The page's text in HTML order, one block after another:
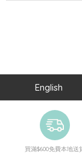
English
買滿$600免費本地送